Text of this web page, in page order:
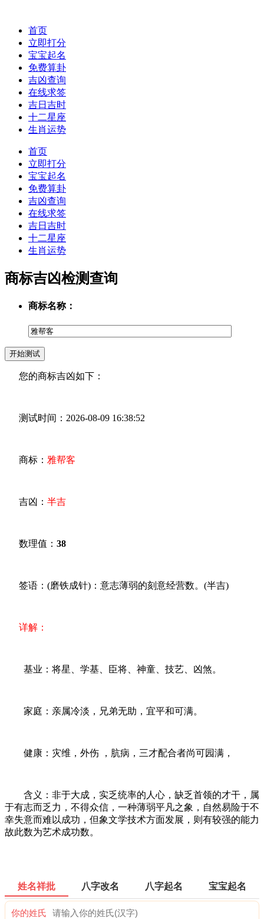
首页
立即打分
宝宝起名
免费算卦
吉凶查询
在线求签
吉日吉时
十二星座
生肖运势
首页
立即打分
宝宝起名
免费算卦
吉凶查询
在线求签
吉日吉时
十二星座
生肖运势
商标吉凶检测查询
商标名称：
您的商标吉凶如下：
测试时间：2026-08-09 16:38:52
商标： 雅帮客
吉凶： 半吉
数理值： 38
签语：(磨铁成针)：意志薄弱的刻意经营数。(半吉)
详解：
基业：将星、学基、臣将、神童、技艺、凶煞。
家庭：亲属冷淡，兄弟无助，宜平和可满。
健康：灾维，外伤 ，肮病，三才配合者尚可园满，
含义：非于大成，实乏统率的人心，缺乏首领的才干，属
于有志而乏力，不得众信，一种薄弱平凡之象，自然易险于不
幸失意而难以成功，但象文学技术方面发展，则有较强的能力
故此数为艺术成功数。
姓名祥批 八字改名 八字起名 宝宝起名
你的姓氏